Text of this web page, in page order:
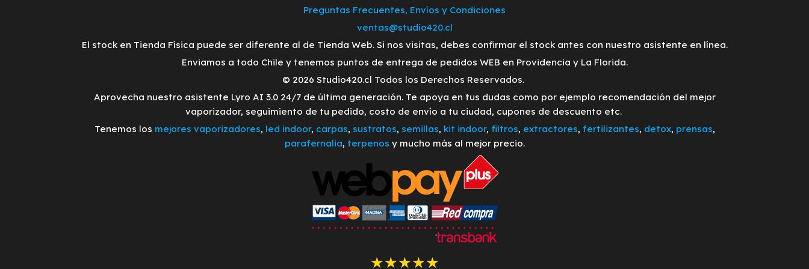
Preguntas Frecuentes, Envíos y Condiciones
ventas@studio420.cl
El stock en Tienda Física puede ser diferente al de Tienda Web. Si nos visitas, debes confirmar el stock antes con nuestro asistente en línea.
Enviamos a todo Chile y tenemos puntos de entrega de pedidos WEB en Providencia y La Florida.
© 2026 Studio420.cl Todos los Derechos Reservados.
Aprovecha nuestro asistente Lyro AI 3.0 24/7 de última generación. Te apoya en tus dudas como por ejemplo recomendación del mejor
vaporizador, seguimiento de tu pedido, costo de envío a tu ciudad, cupones de descuento etc.
Tenemos los mejores vaporizadores, led indoor, carpas, sustratos, semillas, kit indoor, filtros, extractores, fertilizantes, detox, prensas,
parafernalia, terpenos y mucho más al mejor precio.